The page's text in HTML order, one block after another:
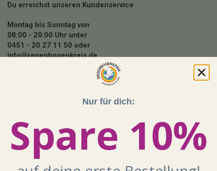
Du erreichst unseren Kundenservice
Montag bis Sonntag von
08:00 - 20:00 Uhr unter
0451 - 20 27 11 50 oder
info@regenbogenkreis.de
Buche hier deine kostenfreie Produktberatung mit
Energien!
Shop
Nur für dich:
Spare 10%